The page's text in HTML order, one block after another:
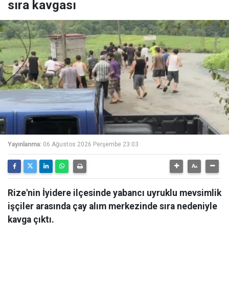
sıra kavgası
Yayınlanma: 06 Ağustos 2026 Perşembe 23:03
Rize'nin İyidere ilçesinde yabancı uyruklu mevsimlik
işçiler arasında çay alım merkezinde sıra nedeniyle
kavga çıktı.